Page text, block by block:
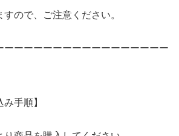
ので、ご注意ください。
ーーーーーーーーーーーーーーーーー
手順】